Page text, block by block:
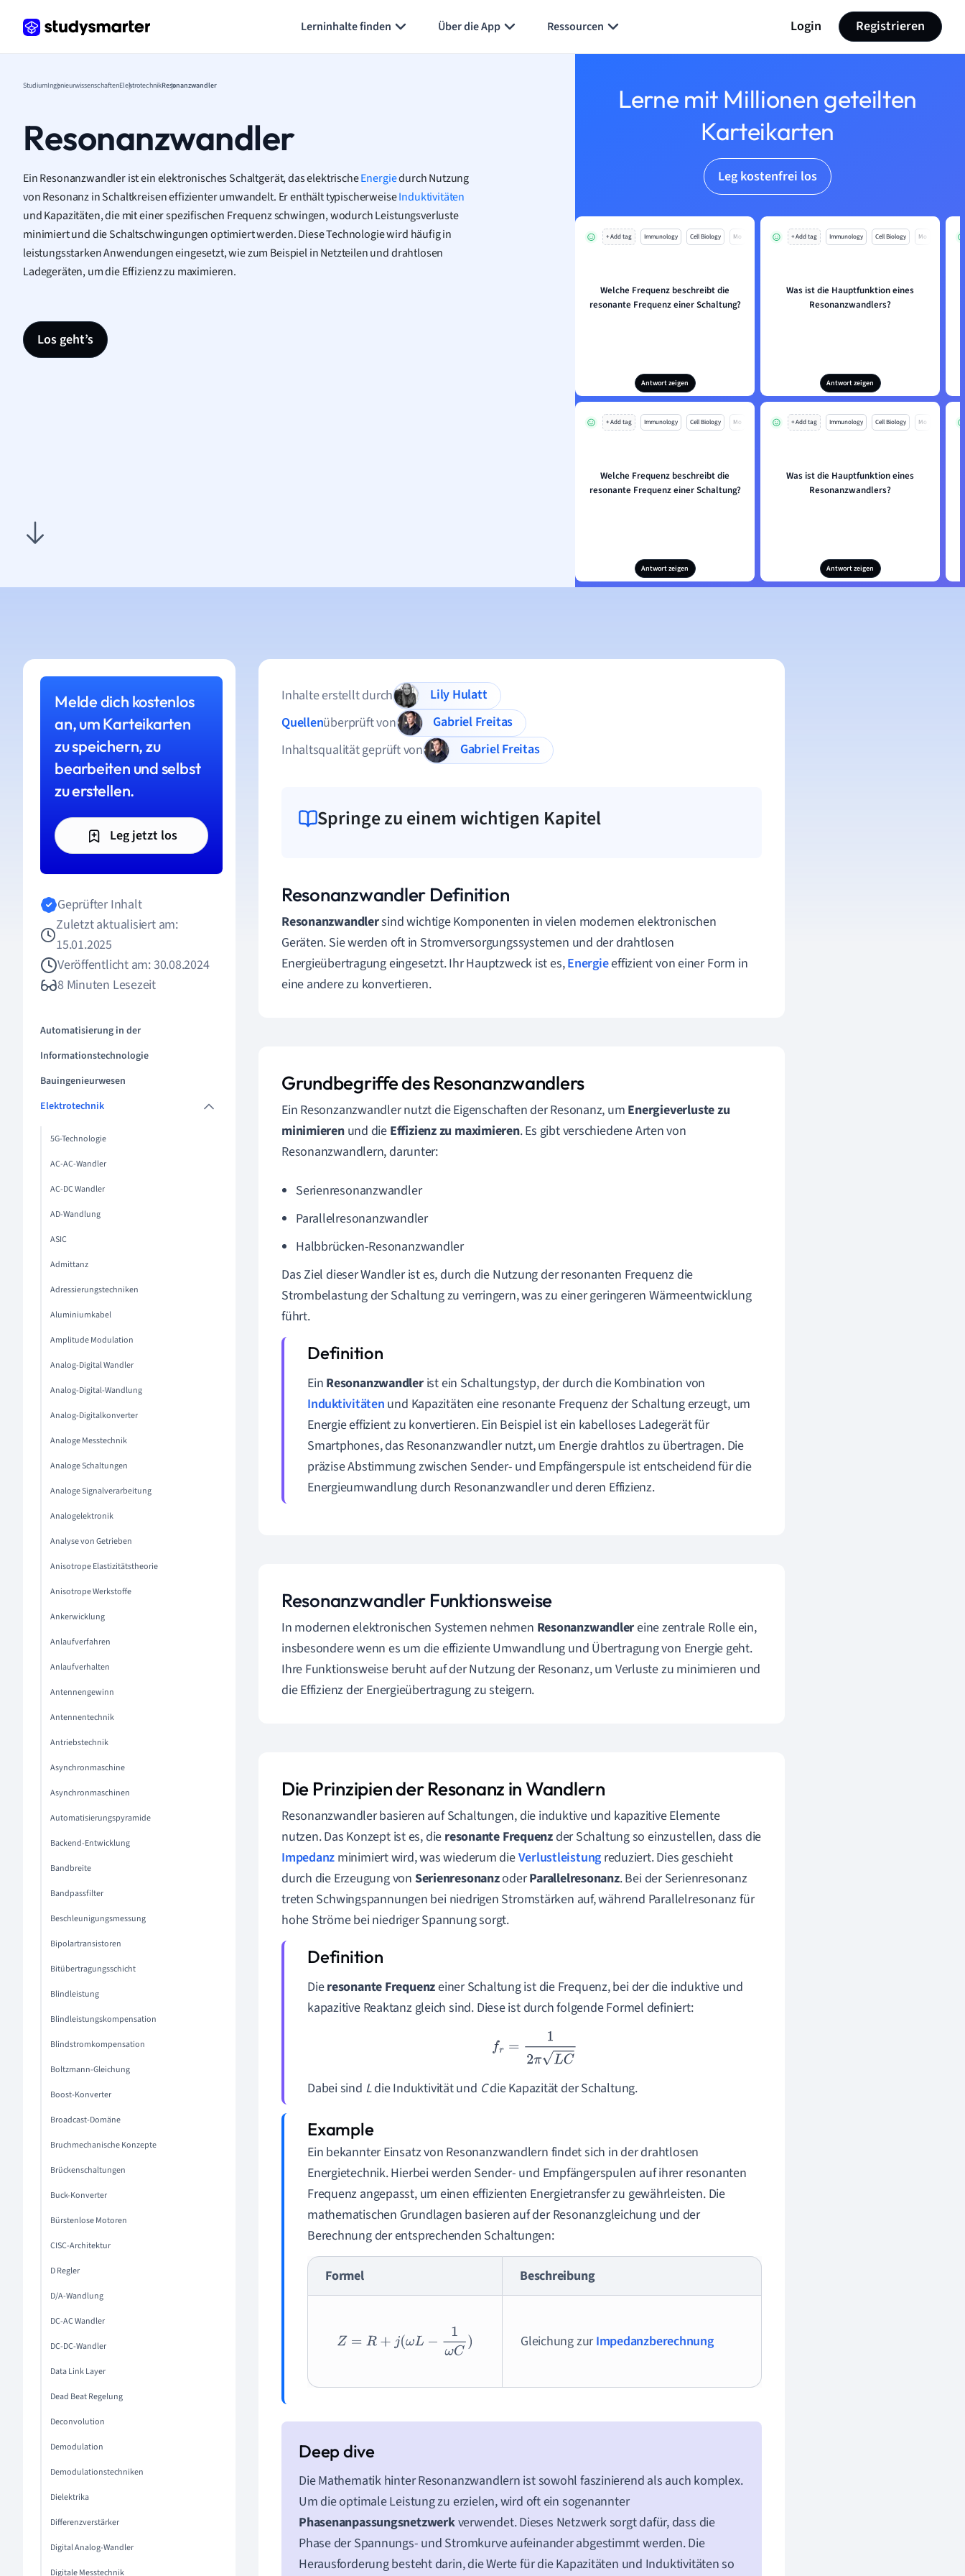
Lerninhalte finden Über die App Ressourcen Login Registrieren
StudiumIngenieurwissenschaftenElektrotechnikResonanzwandler
Resonanzwandler
Ein Resonanzwandler ist ein elektronisches Schaltgerät, das elektrischeEnergiedurch Nutzung
von Resonanz in Schaltkreisen effizienter umwandelt. Er enthält typischerweiseInduktivitäten
und Kapazitäten, die mit einer spezifischen Frequenz schwingen, wodurch Leistungsverluste
minimiert und die Schaltschwingungen optimiert werden. Diese Technologie wird häufig in
leistungsstarken Anwendungen eingesetzt, wie zum Beispiel in Netzteilen und drahtlosen
Ladegeräten, um die Effizienz zu maximieren.
Los geht’s
Lerne mit Millionen geteilten
Karteikarten
Leg kostenfrei los
+ Add tag Immunology Cell Biology Mo
Welche Frequenz beschreibt die
resonante Frequenz einer Schaltung?
Antwort zeigen
+ Add tag Immunology Cell Biology Mo
Was ist die Hauptfunktion eines
Resonanzwandlers?
Antwort zeigen
+ Add tag Immunology Cell Biology Mo
Welche Frequenz beschreibt die
resonante Frequenz einer Schaltung?
Antwort zeigen
+ Add tag Immunology Cell Biology Mo
Was ist die Hauptfunktion eines
Resonanzwandlers?
Antwort zeigen
Melde dich kostenlos
an, um Karteikarten
zu speichern, zu
bearbeiten und selbst
zu erstellen.
Leg jetzt los
Geprüfter Inhalt
Zuletzt aktualisiert am:
15.01.2025
Veröffentlicht am: 30.08.2024
8 Minuten Lesezeit
Automatisierung in der
Informationstechnologie
Bauingenieurwesen
Elektrotechnik
5G-Technologie
AC-AC-Wandler
AC-DC Wandler
AD-Wandlung
ASIC
Admittanz
Adressierungstechniken
Aluminiumkabel
Amplitude Modulation
Analog-Digital Wandler
Analog-Digital-Wandlung
Analog-Digitalkonverter
Analoge Messtechnik
Analoge Schaltungen
Analoge Signalverarbeitung
Analogelektronik
Analyse von Getrieben
Anisotrope Elastizitätstheorie
Anisotrope Werkstoffe
Ankerwicklung
Anlaufverfahren
Anlaufverhalten
Antennengewinn
Antennentechnik
Antriebstechnik
Asynchronmaschine
Asynchronmaschinen
Automatisierungspyramide
Backend-Entwicklung
Bandbreite
Bandpassfilter
Beschleunigungsmessung
Bipolartransistoren
Bitübertragungsschicht
Blindleistung
Blindleistungskompensation
Blindstromkompensation
Boltzmann-Gleichung
Boost-Konverter
Broadcast-Domäne
Bruchmechanische Konzepte
Brückenschaltungen
Buck-Konverter
Bürstenlose Motoren
CISC-Architektur
D Regler
D/A-Wandlung
DC-AC Wandler
DC-DC-Wandler
Data Link Layer
Dead Beat Regelung
Deconvolution
Demodulation
Demodulationstechniken
Dielektrika
Differenzverstärker
Digital Analog-Wandler
Digitale Messtechnik
Inhalte erstellt durch
Lily Hulatt
Quellenüberprüft von
Gabriel Freitas
Inhaltsqualität geprüft von
Gabriel Freitas
Springe zu einem wichtigen Kapitel
Resonanzwandler Definition
Resonanzwandlersind wichtige Komponenten in vielen modernen elektronischen
Geräten. Sie werden oft in Stromversorgungssystemen und der drahtlosen
Energieübertragung eingesetzt. Ihr Hauptzweck ist es,Energieeffizient von einer Form in
eine andere zu konvertieren.
Grundbegriffe des Resonanzwandlers
Ein Resonzanzwandler nutzt die Eigenschaften der Resonanz, um Energieverluste zu
minimierenund die Effizienz zu maximieren. Es gibt verschiedene Arten von
Resonanzwandlern, darunter:
Serienresonanzwandler
Parallelresonanzwandler
Halbbrücken-Resonanzwandler
Das Ziel dieser Wandler ist es, durch die Nutzung der resonanten Frequenz die
Strombelastung der Schaltung zu verringern, was zu einer geringeren Wärmeentwicklung
führt.
Ein Resonanzwandlerist ein Schaltungstyp, der durch die Kombination von
Induktivitäten und Kapazitäten eine resonante Frequenz der Schaltung erzeugt, um
Energie effizient zu konvertieren. Ein Beispiel ist ein kabelloses Ladegerät für
Smartphones, das Resonanzwandler nutzt, um Energie drahtlos zu übertragen. Die
präzise Abstimmung zwischen Sender- und Empfängerspule ist entscheidend für die
Energieumwandlung durch Resonanzwandler und deren Effizienz.
Resonanzwandler Funktionsweise
In modernen elektronischen Systemen nehmen Resonanzwandlereine zentrale Rolle ein,
insbesondere wenn es um die effiziente Umwandlung und Übertragung von Energie geht.
Ihre Funktionsweise beruht auf der Nutzung der Resonanz, um Verluste zu minimieren und
die Effizienz der Energieübertragung zu steigern.
Die Prinzipien der Resonanz in Wandlern
Resonanzwandler basieren auf Schaltungen, die induktive und kapazitive Elemente
nutzen. Das Konzept ist es, die resonante Frequenzder Schaltung so einzustellen, dass die
Impedanz minimiert wird, was wiederum dieVerlustleistung reduziert. Dies geschieht
durch die Erzeugung von SerienresonanzoderParallelresonanz. Bei der Serienresonanz
treten Schwingspannungen bei niedrigen Stromstärken auf, während Parallelresonanz für
hohe Ströme bei niedriger Spannung sorgt.
Dieresonante Frequenzeiner Schaltung ist die Frequenz, bei der die induktive und
kapazitive Reaktanz gleich sind. Diese ist durch folgende Formel definiert:
fr= 12πLC
Dabei sind Ldie Induktivität und Cdie Kapazität der Schaltung.
Ein bekannter Einsatz von Resonanzwandlern findet sich in der drahtlosen
Energietechnik. Hierbei werden Sender- und Empfängerspulen auf ihrer resonanten
Frequenz angepasst, um einen effizienten Energietransfer zu gewährleisten. Die
mathematischen Grundlagen basieren auf der Resonanzgleichung und der
Berechnung der entsprechenden Schaltungen:
Formel Beschreibung
Z= R+ (ωL−1 ωC ) Gleichung zurImpedanzberechnung
Die Mathematik hinter Resonanzwandlern ist sowohl faszinierend als auch komplex.
Um die optimale Leistung zu erzielen, wird oft ein sogenannter
Phasenanpassungsnetzwerkverwendet. Dieses Netzwerk sorgt dafür, dass die
Phase der Spannungs- und Stromkurve aufeinander abgestimmt werden. Die
Herausforderung besteht darin, die Werte für die Kapazitäten und Induktivitäten so